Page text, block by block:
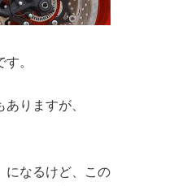
。
りますが、
になるけど、この